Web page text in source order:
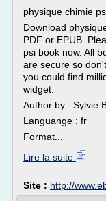
physique chimie
Download
PDF or EPUB.
psi book now. All
are secure so
you could find
widget.
Author by : Sylvie
Languange : fr
Format...
Lire la suite
Site : http://